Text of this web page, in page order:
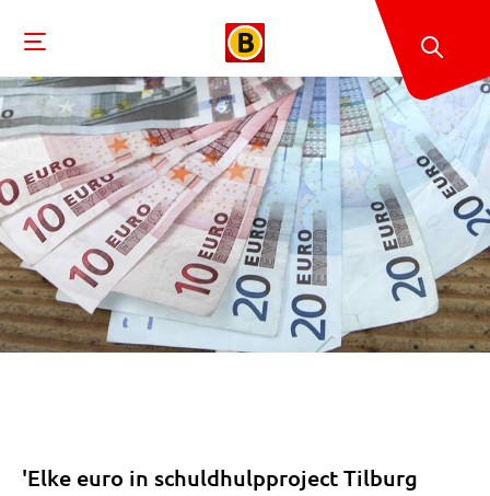
'Elke euro in schuldhulpproject Tilburg